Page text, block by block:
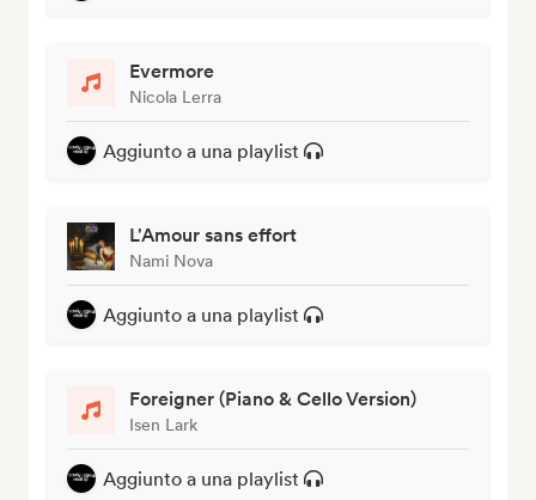
Evermore
Nicola Lerra
Aggiunto a una playlist
L'Amour sans effort
Nami Nova
Aggiunto a una playlist
Foreigner (Piano & Cello Version)
Isen Lark
Aggiunto a una playlist